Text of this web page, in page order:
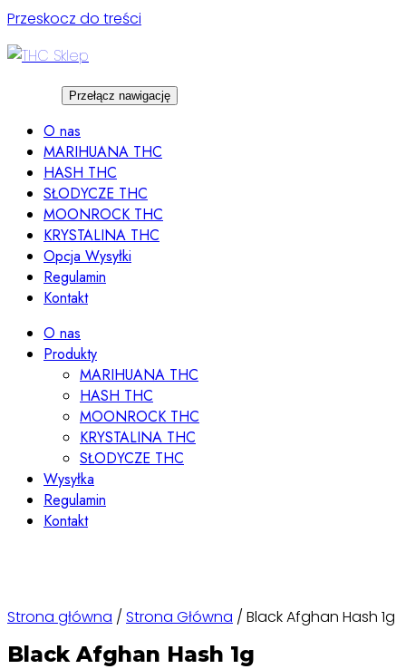
Przeskocz do treści
Przełącz nawigację
O nas
MARIHUANA THC
HASH THC
SŁODYCZE THC
MOONROCK THC
KRYSTALINA THC
Opcja Wysyłki
Regulamin
Kontakt
O nas
Produkty
MARIHUANA THC
HASH THC
MOONROCK THC
KRYSTALINA THC
SŁODYCZE THC
Wysyłka
Regulamin
Kontakt
Strona główna / Strona Główna / Black Afghan Hash 1g
Black Afghan Hash 1g